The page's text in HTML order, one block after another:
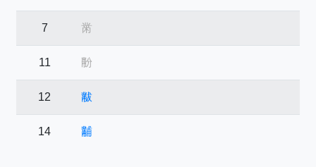
7 黹
11 黺
12 黻
14 黼